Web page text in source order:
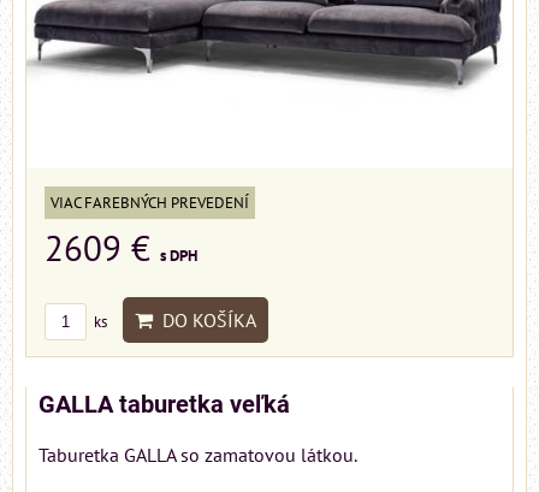
VIAC FAREBNÝCH PREVEDENÍ
2609 € s DPH
ks DO KOŠÍKA
GALLA taburetka veľká
Taburetka GALLA so zamatovou látkou.